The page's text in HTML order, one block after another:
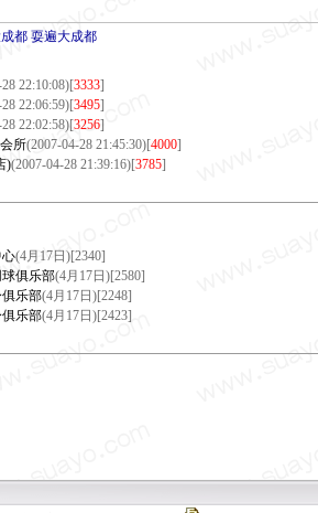
都 耍遍大成都
22:10:08)[3333]
22:06:59)[3495]
22:02:58)[3256]
所(2007-04-28 21:45:30)[4000]
)(2007-04-28 21:39:16)[3785]
(4月17日)[2340]
俱乐部(4月17日)[2580]
乐部(4月17日)[2248]
乐部(4月17日)[2423]